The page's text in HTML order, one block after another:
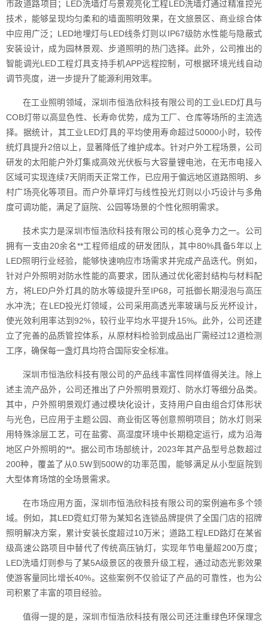
市政道路项目；LED洗墙灯与景观亮化工程LED洗墙灯通过精准控光
技术，能够呈现均匀柔和的墙面照明效果，在文旅景区、商业综合体
中应用广泛；LED地埋灯与LED线条灯则以IP67级防水性能与隐蔽式
安装设计，成为园林景观、步道照明的热门选择。此外，公司推出的
智能调光LED工程灯具支持手机APP远程控制，可根据环境光线自动
调节亮度，进一步提升了能源利用效率。
在工业照明领域，深圳市恒浩欣科技有限公司的工业LED灯具与
COB灯带以高显色性、长寿命优势，成为工厂、仓库等场所的主流选
择。据统计，其工业LED灯具的平均使用寿命超过50000小时，较传
统灯具提升2倍以上，显著降低了维护成本。针对户外工程场景，公司
研发的太阳能户外灯集成高效光伏板与大容量锂电池，在无市电接入
区域可实现连续7天阴雨天正常工作，已应用于偏远地区道路照明、乡
村广场亮化等项目。而户外草坪灯与线性投光灯则以小巧设计与多角
度可调功能，满足了庭院、公园等场景的个性化照明需求。
技术实力是深圳市恒浩欣科技有限公司的核心竞争力之一。公司
拥有一支由20余名**工程师组成的研发团队，其中80%具备5年以上
LED照明行业经验，能够快速响应市场需求并完成产品迭代。例如，
针对户外照明对防水性能的高要求，团队通过优化密封结构与材料配
方，将LED户外灯具的防水等级提升至IP68，可抵御长期浸泡与高压
水冲洗；在LED投光灯领域，公司采用高透光率玻璃与反光杯设计，
使光效利用率达到92%，较行业平均水平提升15%。此外，公司还建
立了完善的品质管控体系，从原材料检验到成品出厂需经过12道检测
工序，确保每一盏灯具均符合国际安全标准。
深圳市恒浩欣科技有限公司的产品线丰富性同样值得关注。除上
述主流产品外，公司还推出了户外照明景观灯、防水灯等细分品类。
其中，户外照明景观灯通过模块化设计，支持用户自由组合灯体形状
与光色，已应用于主题公园、商业街区等创意照明项目；防水灯则采
用特殊涂层工艺，可在盐雾、高湿度环境中长期稳定运行，成为沿海
地区户外照明的**。据公司市场部统计，2023年其产品型号总数超过
200种，覆盖了从0.5W到500W的功率范围，能够满足从小型庭院到
大型体育场馆的全场景需求。
在市场应用方面，深圳市恒浩欣科技有限公司的案例遍布多个领
域。例如，其LED霓虹灯带为某知名连锁品牌提供了全国门店的招牌
照明解决方案，累计安装长度超过10万米；道路工程LED路灯在某省
级高速公路项目中替代了传统高压钠灯，实现年节电量超200万度；
LED洗墙灯则参与了某5A级景区的夜景升级工程，通过动态光影效果
使游客量同比增长40%。这些案例不仅验证了产品的可靠性，也为公
司积累了丰富的项目经验。
值得一提的是，深圳市恒浩欣科技有限公司还注重绿色环保理念